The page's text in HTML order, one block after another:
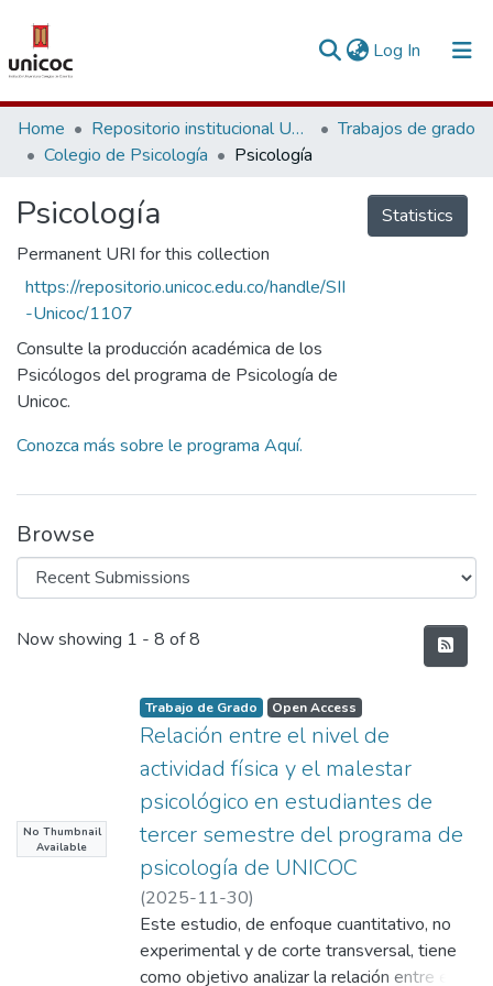
Log In (current)
Communities & Collections
Research Outputs
Fundings & Projects
People
Statistics
Home Repositorio institucional Unicoc, RI-unicoc
Trabajos de grado
Colegio de Psicología
Psicología
Psicología
Permanent URI for this collection
https://repositorio.unicoc.edu.co/handle/SII
-Unicoc/1107
Consulte la producción académica de los
Psicólogos del programa de Psicología de
Unicoc.
Conozca más sobre le programa Aquí.
Statistics
Browse
Recent Submissions
Now showing 1 - 8 of 8
No Thumbnail
Available
Trabajo de Grado Open Access
Relación entre el nivel de
actividad física y el malestar
psicológico en estudiantes de
tercer semestre del programa de
psicología de UNICOC
(2025-11-30)
Játiva Enríquez, Oscar Alejandro;
Clavijo Moreno, Sergio
Este estudio, de enfoque cuantitativo, no
experimental y de corte transversal, tiene
como objetivo analizar la relación entre el